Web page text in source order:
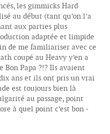
les gimmicks Hard
au début (tant qu’on l’a
aux parties plus
adaptée et limpide
de me familiariser avec ce
coupé au Heavy y’en a
Bon Papa ?!? Ils avaient
ans et ils ont pris un vrai
est toujours bien là
au passage, point
à quel point c’est bon -